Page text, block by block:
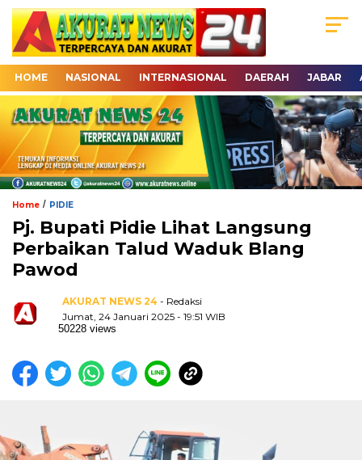
HOME NASIONAL INTERNASIONAL DAERAH JABAR
Home / PIDIE
Pj. Bupati Pidie Lihat Langsung
Perbaikan Talud Waduk Blang
Pawod
AKURAT NEWS 24 - Redaksi
Jumat, 24 Januari 2025 - 19:51 WIB
50228 views